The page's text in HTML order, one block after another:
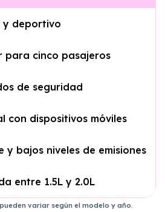
y deportivo
para cinco pasajeros
de seguridad
con dispositivos móviles
y bajos niveles de emisiones
entre 1.5L y 2.0L
variar según el modelo y año.